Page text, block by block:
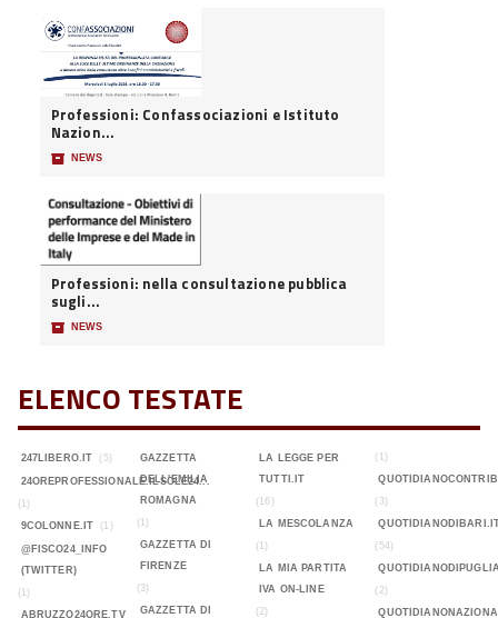
Professioni: Confassociazioni e Istituto
Nazion...
📦 NEWS
Professioni: nella consultazione pubblica
sugli...
📦 NEWS
ELENCO TESTATE
247LIBERO.IT (5)
24OREPROFESSIONALE.ILSOLE24...
(1)
9COLONNE.IT
(1)
@FISCO24_INFO
(TWITTER)
(1)
ABRUZZO24ORE.TV
GAZZETTA
DELL'EMILIA
ROMAGNA
(1)
GAZZETTA DI
FIRENZE
(3)
GAZZETTA DI
LA LEGGE PER
TUTTI.IT
(16)
LA MESCOLANZA
(1)
LA MIA PARTITA
IVA ON-LINE
(2)
(1)
(3)
(54)
(2)